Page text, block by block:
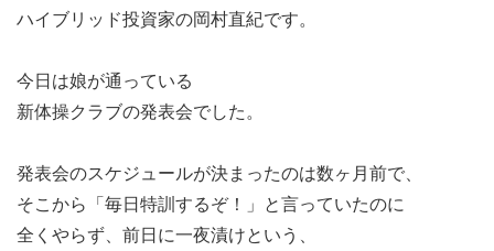
ハイブリッド投資家の岡村直紀です。
今日は娘が通っている
新体操クラブの発表会でした。
発表会のスケジュールが決まったのは数ヶ月前で、
そこから「毎日特訓するぞ！」と言っていたのに
全くやらず、前日に一夜漬けという、